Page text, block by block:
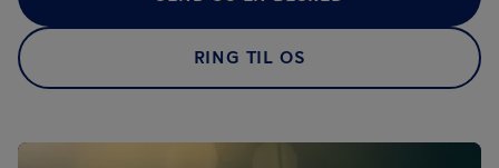
RING TIL OS